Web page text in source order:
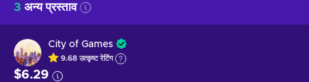
3 अन्य प्रस्ताव
City of Games
9.68 उत्कृष्टरेटिंग
$6.29